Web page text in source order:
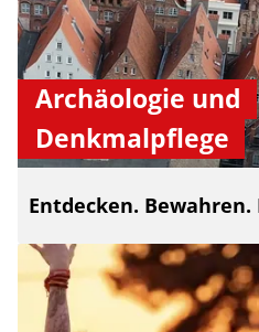
Archäologie und
Denkmalpflege
Entdecken. Bewahren.